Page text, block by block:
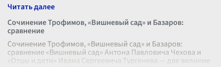
Сочинение Трофимов, «Вишневый сад» и Базаров:
сравнение
Сочинение Трофимов, «Вишневый сад» и Базаров:
сравнение «Вишневый сад» Антона Павловича Чехова и
«Отцы и дети» Ивана Сергеевича Тургенева — две великие